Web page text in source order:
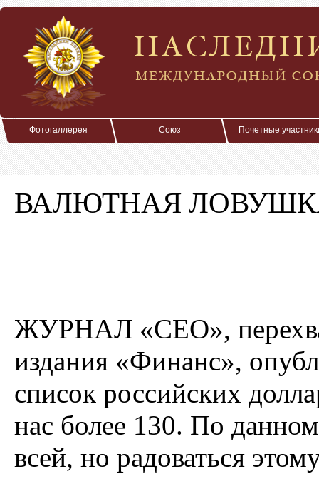
Фотогаллерея Союз Почетные
ВАЛЮТНАЯ
ЖУРНАЛ «СЕО»,
издания «Финанс»,
список российских
нас более 130. По
всей, но радоваться